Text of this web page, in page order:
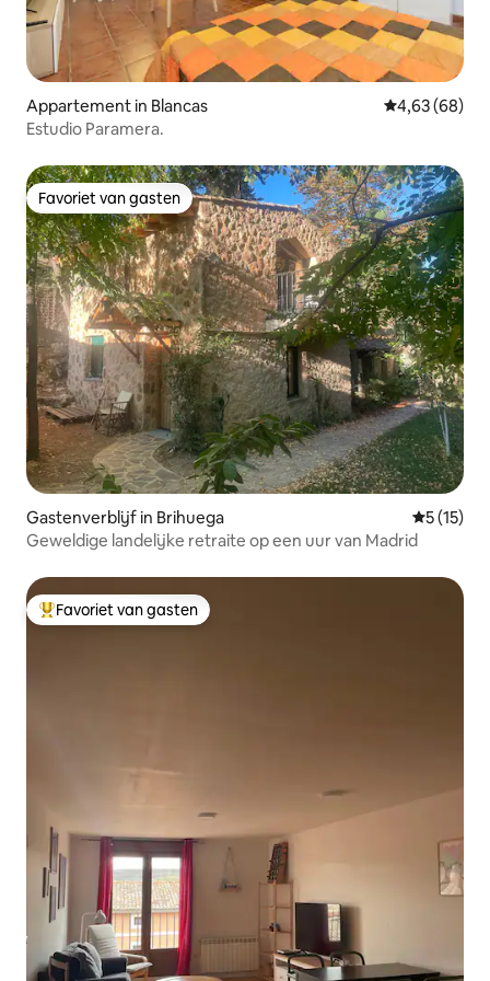
Appartement in Blancas Gemiddelde
4,63 (68)
Estudio Paramera.
Favoriet van gasten
Favoriet van gasten
Gastenverblijf in Brihuega
5 (15)
Geweldige landelijke retraite op een uur van Madrid
Topfavoriet van gasten
Favoriet van gasten